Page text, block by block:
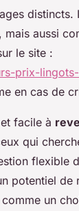
distincts.
aussi
le site :
prix-
en cas de
facile à
qui
flexible
potentiel de
un